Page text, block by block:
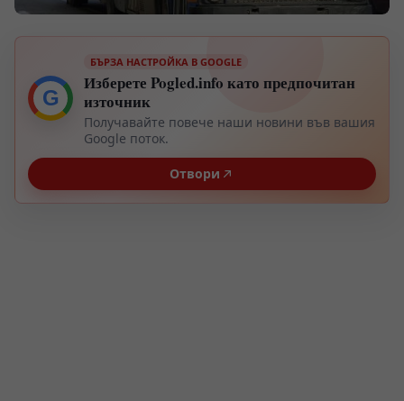
G
БЪРЗА НАСТРОЙКА В GOOGLE
Изберете Pogled.info като предпочитан
източник
Получавайте повече наши новини във вашия
Google поток.
Отвори